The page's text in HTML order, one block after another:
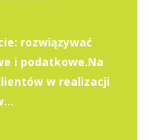
rozwiązywać
i podatkowe.Na
w realizacji